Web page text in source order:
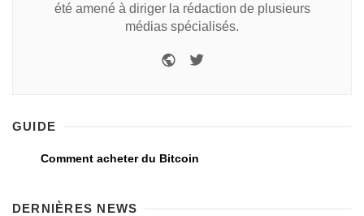
été amené à diriger la rédaction de plusieurs
médias spécialisés.
GUIDE
Comment acheter du Bitcoin
DERNIÈRES NEWS